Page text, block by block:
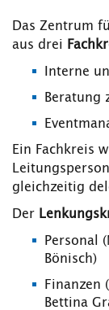
Das Zentrum
aus drei
Interne
Beratung
Ein Fachkreis
gleichzeitig
Der
Personal
Bönisch)
Finanzen
Bettina